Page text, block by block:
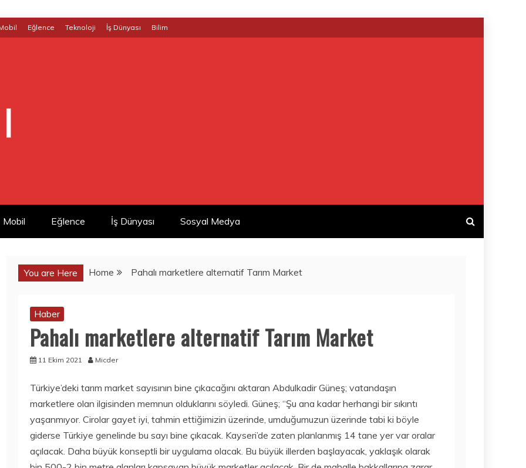
Eğlence Teknoloji İş Dünyası Bilim
Mobil Eğlence İş Dünyası Sosyal Medya
You are Here Home Pahalı marketlere alternatif Tarım Market
Haber
Pahalı marketlere alternatif Tarım Market
11 Ekim 2021 Micder
Türkiye’deki tarım market sayısının bine çıkacağını aktaran Abdulkadir Güneş; vatandaşın
marketlere olan ilgisinden memnun olduklarını söyledi. Güneş; “Şu ana kadar herhangi bir sıkıntı
yaşanmıyor. Cirolar gayet iyi, tahmin ettiğimizin üzerinde, umduğumuzun üzerinde tabi ki böyle
giderse Türkiye genelinde bu sayı bine çıkacak. Kayseri’de zaten planlanmış 14 tane yer var oralar
açılacak. Daha büyük konseptli bir uygulama olacak. Bu büyük illerden başlayacak, yaklaşık olarak
Haber
SORBE
IÇECEKLERI
NERELERDEN
3 Ağustos 2026
SORBE
IÇECEKLERI
3 Ağustos 2026
IÇECEKLERI
3 Ağustos 2026
KOLEKSIYONERL
ER YAŞADI:
Mobil
BU KEZ
SAMSUNG
Mobil
İŞTE 2020’NIN
FIYAT/PERFORM